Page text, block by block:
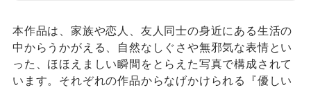
本作品は、家族や恋人、友人同士の身近にある生活の
中からうかがえる、自然なしぐさや無邪気な表情とい
った、ほほえましい瞬間をとらえた写真で構成されて
います。それぞれの作品からなげかけられる『優しい